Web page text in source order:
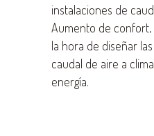
instalaciones de
Aumento de confort,
la hora de diseñar
caudal de aire a
energía.